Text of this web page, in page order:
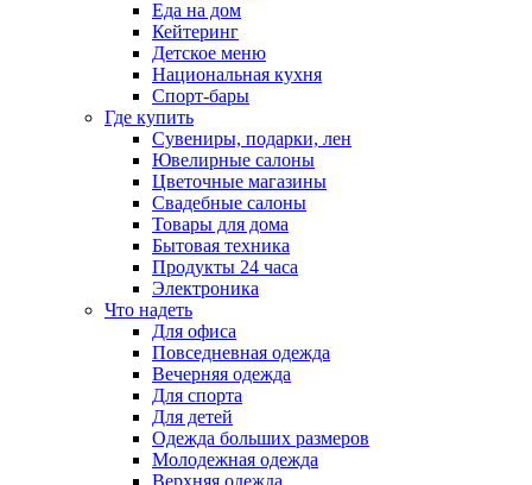
Еда на дом
Кейтеринг
Детское меню
Национальная кухня
Спорт-бары
Где купить
Сувениры, подарки, лен
Ювелирные салоны
Цветочные магазины
Свадебные салоны
Товары для дома
Бытовая техника
Продукты 24 часа
Электроника
Что надеть
Для офиса
Повседневная одежда
Вечерняя одежда
Для спорта
Для детей
Одежда больших размеров
Молодежная одежда
Верхняя одежда